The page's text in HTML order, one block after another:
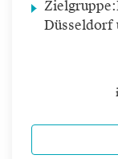
Zielgruppe:
Düsseldorf